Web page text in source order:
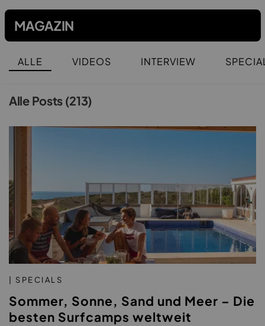
MAGAZIN
ALLE VIDEOS INTERVIEW
Alle Posts (213)
| SPECIALS
Sommer, Sonne, Sand und Meer – Die
besten Surfcamps weltweit